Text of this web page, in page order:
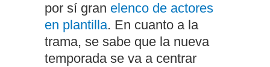
por sí gran elenco de actores
en plantilla. En cuanto a la
trama, se sabe que la nueva
temporada se va a centrar